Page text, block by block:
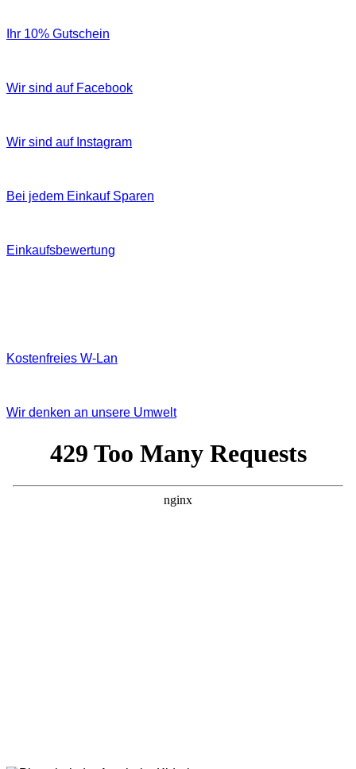
Ihr 10% Gutschein
Wir sind auf Facebook
Wir sind auf Instagram
Bei jedem Einkauf Sparen
Einkaufsbewertung
Kostenfreies W‐Lan
Wir denken an unsere Umwelt